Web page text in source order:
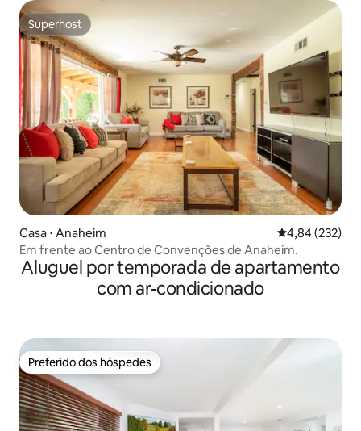
Superhost
Superhost
Casa ⋅ Anaheim 4,84 de uma
4,84 (232)
Em frente ao Centro de Convenções de Anaheim.
Aluguel por temporada de apartamento
com ar-condicionado
Preferido dos hóspedes
Preferido dos hóspedes